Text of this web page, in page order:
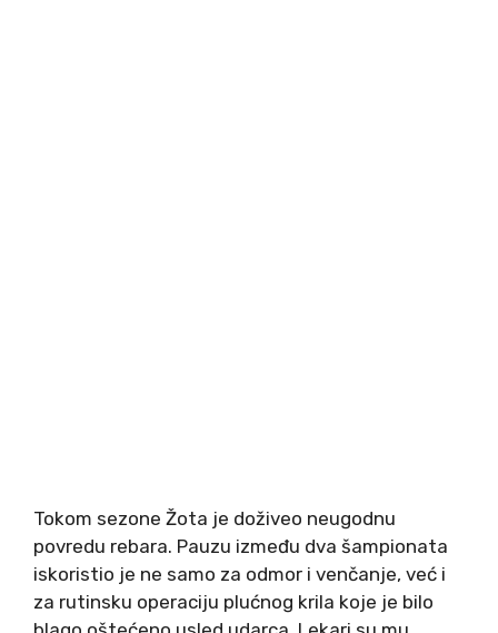
Tokom sezone Žota je doživeo neugodnu
povredu rebara. Pauzu između dva šampionata
iskoristio je ne samo za odmor i venčanje, već i
za rutinsku operaciju plućnog krila koje je bilo